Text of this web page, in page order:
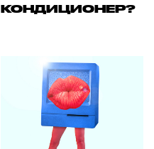
КОНДИЦИОНЕР?